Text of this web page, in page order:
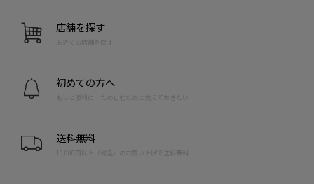
店舗を探す
お近くの店舗を探す
初めての方へ
もっと便利に！たのしむために覚えておきたい
送料無料
10,000円以上（税込）のお買い上げで送料無料